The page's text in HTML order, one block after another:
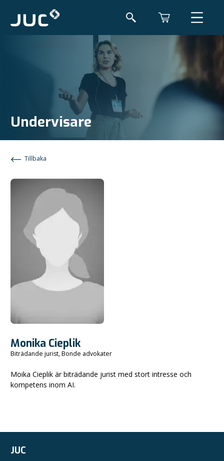
Undervisare
Tillbaka
Monika Cieplik
Biträdande jurist, Bonde advokater
Moika Cieplik är biträdande jurist med stort intresse och
kompetens inom AI.
JUC